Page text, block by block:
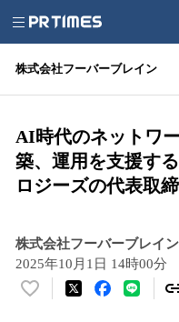
株式会社フーバーブレイン
AI時代のネットワ
築、運用を支援す
ロジーズの代表取
株式会社フーバーブレイン
2025年10月1日 14時00分
い